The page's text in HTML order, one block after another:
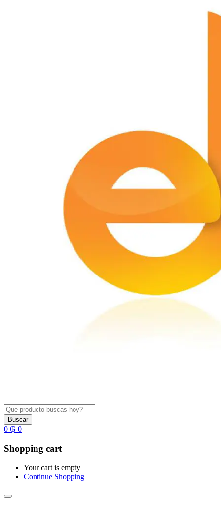
Buscar
0 ₲ 0
Shopping cart
Your cart is empty
Continue Shopping